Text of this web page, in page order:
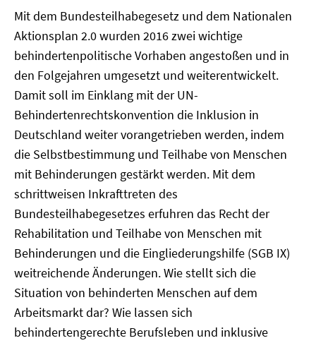
Mit dem Bundesteilhabegesetz und dem Nationalen
Aktionsplan 2.0 wurden 2016 zwei wichtige
behindertenpolitische Vorhaben angestoßen und in
den Folgejahren umgesetzt und weiterentwickelt.
Damit soll im Einklang mit der UN-
Behindertenrechtskonvention die Inklusion in
Deutschland weiter vorangetrieben werden, indem
die Selbstbestimmung und Teilhabe von Menschen
mit Behinderungen gestärkt werden. Mit dem
schrittweisen Inkrafttreten des
Bundesteilhabegesetzes erfuhren das Recht der
Rehabilitation und Teilhabe von Menschen mit
Behinderungen und die Eingliederungshilfe (SGB IX)
weitreichende Änderungen. Wie stellt sich die
Situation von behinderten Menschen auf dem
Arbeitsmarkt dar? Wie lassen sich
behindertengerechte Berufsleben und inklusive